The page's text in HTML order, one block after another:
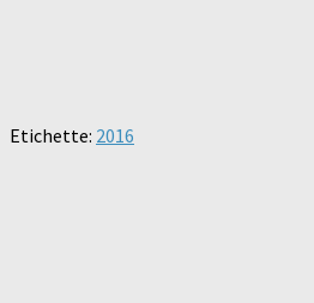
Etichette: 2016